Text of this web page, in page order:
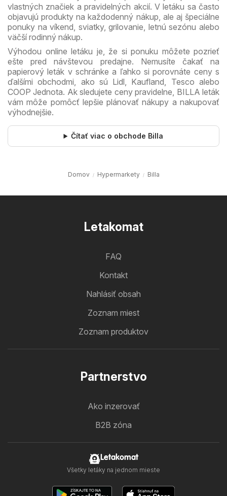
vlastných značiek a pravidelných akcií. V letáku sa často
objavujú produkty na každodenný nákup, ale aj špeciálne
ponuky na víkend, sviatky, grilovanie, letnú sezónu alebo
väčší rodinný nákup.
Výhodou online letáku je, že si ponuku môžete pozrieť
ešte pred návštevou predajne. Nemusíte čakať na
papierový leták v schránke a ľahko si porovnáte ceny s
ďalšími obchodmi, ako sú Lidl, Kaufland, Tesco alebo
COOP Jednota. Ak sledujete ceny pravidelne, BILLA leták
vám môže pomôcť lepšie plánovať nákupy a nakupovať
výhodnejšie.
Čítať viac o obchode Billa
Domov Hypermarkety Billa
Letakomat
FAQ
Kontakt
Nahlásiť obsah
Zoznam miest
Zoznam produktov
Partnerstvo
Ako inzerovať
B2B zóna
Letakomat
Všetky letáky na jednom mieste